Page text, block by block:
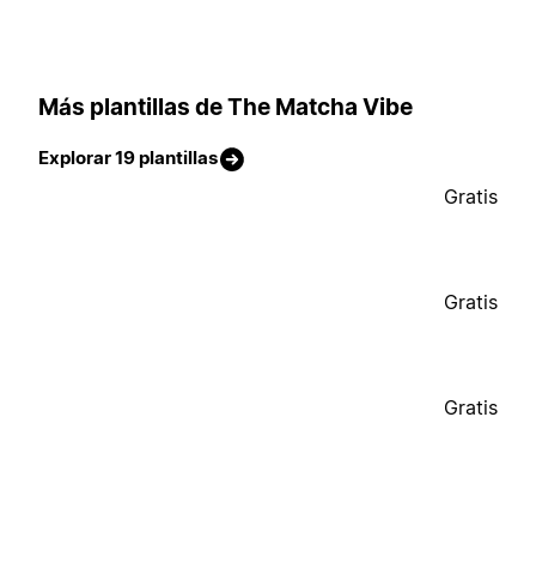
Más plantillas de The Matcha Vibe
Explorar 19 plantillas
Gratis
Gratis
Gratis